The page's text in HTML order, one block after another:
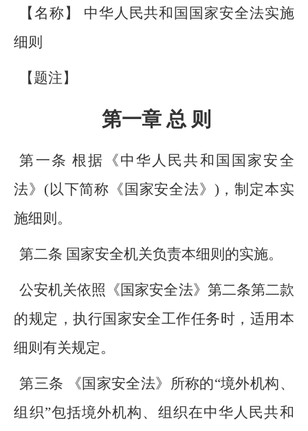
【名称】 中华人民共和国国家安全法实施
细则
【题注】
第一章 总 则
第一条 根据《中华人民共和国国家安全
法》(以下简称《国家安全法》)，制定本实
施细则。
第二条 国家安全机关负责本细则的实施。
公安机关依照《国家安全法》第二条第二款
的规定，执行国家安全工作任务时，适用本
细则有关规定。
第三条 《国家安全法》所称的“境外机构、
组织”包括境外机构、组织在中华人民共和